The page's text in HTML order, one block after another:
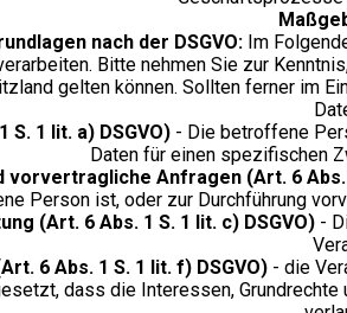
nach der DSGVO: Im
Bitte nehmen Sie zur
gelten können. Sollten ferner im
S. 1 lit. a) DSGVO) - Die betroffene
Daten für einen spezifischen
Anfragen (Art. 6 Abs.
Person ist, oder zur Durchführung
(Art. 6 Abs. 1 S. 1 lit. c) DSGVO) -
6 Abs. 1 S. 1 lit. f) DSGVO) - die
dass die Interessen,